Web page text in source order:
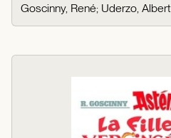
Goscinny, René; Uderzo, Albert